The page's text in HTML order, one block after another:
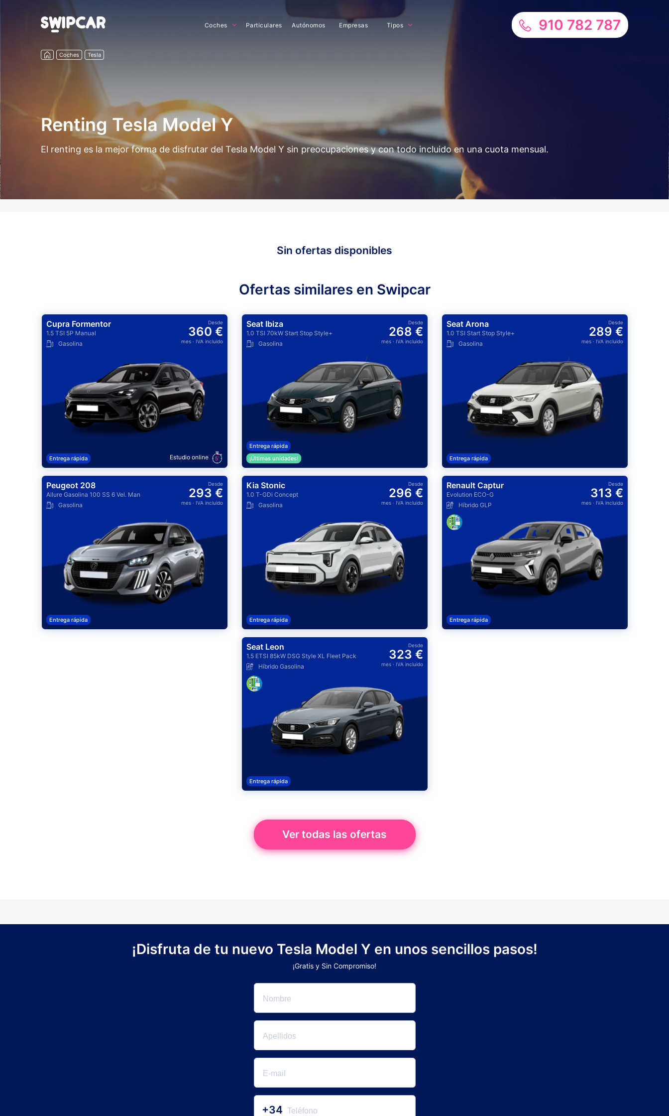
Coches Particulares Autónomos Empresas Tipos 910 782 787
Coches Tesla
Renting Tesla Model Y
El renting es la mejor forma de disfrutar del Tesla Model Y sin preocupaciones y con todo incluido en una cuota mensual.
Sin ofertas disponibles
Ofertas similares en Swipcar
Cupra Formentor
1.5 TSI 5P Manual
Gasolina
Desde
360 €
mes· IVA incluido
Entrega rápida Estudio online
Seat Ibiza
1.0 TSI 70kW Start Stop Style+
Gasolina
Desde
268 €
mes· IVA incluido
Entrega rápida
¡Últimas unidades!
Seat Arona
1.0 TSI Start Stop Style+
Gasolina
Desde
289 €
mes· IVA incluido
Entrega rápida
Peugeot 208
Allure Gasolina 100 SS 6 Vel. Man
Gasolina
Desde
293 €
mes· IVA incluido
Entrega rápida
Kia Stonic
1.0 T-GDi Concept
Gasolina
Desde
296 €
mes· IVA incluido
Entrega rápida
Renault Captur
Evolution ECO-G
Híbrido GLP
Desde
313 €
mes· IVA incluido
Entrega rápida
Seat Leon
1.5 ETSI 85kW DSG Style XL Fleet Pack
Híbrido Gasolina
Desde
323 €
mes· IVA incluido
Entrega rápida
Ver todas las ofertas
¡Disfruta de tu nuevo Tesla Model Y en unos sencillos pasos!
¡Gratis y Sin Compromiso!
+34